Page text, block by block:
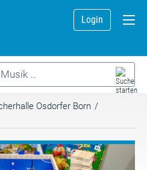
Login
Osdorfer Born /